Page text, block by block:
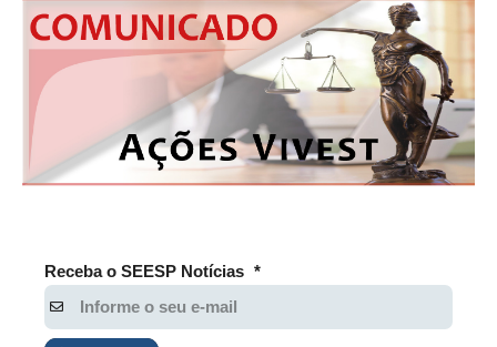
Receba o SEESP Notícias *